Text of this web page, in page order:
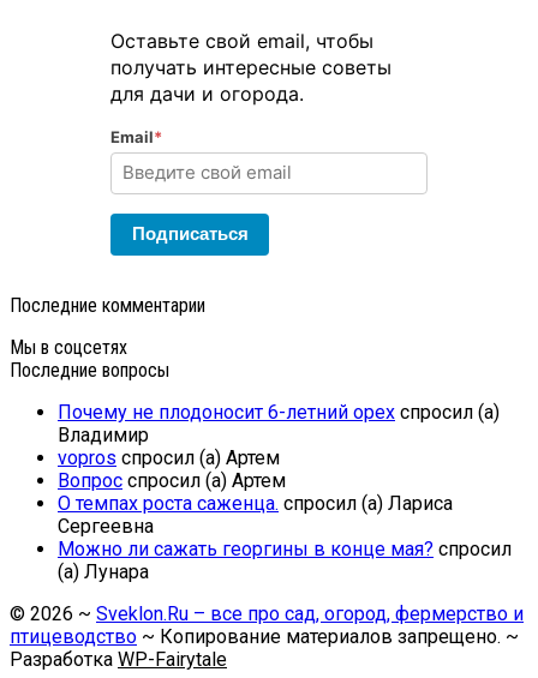
Оставьте свой email, чтобы
получать интересные советы
для дачи и огорода.
Email*
Подписаться
Последние комментарии
Мы в соцсетях
Последние вопросы
Почему не плодоносит 6-летний орех спросил (а)
Владимир
vopros спросил (а) Артем
Вопрос спросил (а) Артем
О темпах роста саженца. спросил (а) Лариса
Сергеевна
Можно ли сажать георгины в конце мая? спросил
(а) Лунара
© 2026 ~ Sveklon.Ru – все про сад, огород, фермерство и
птицеводство ~ Копирование материалов запрещено. ~
Разработка WP-Fairytale